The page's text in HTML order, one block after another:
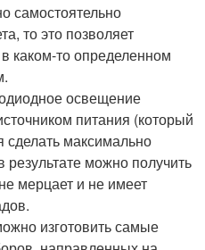
самостоятельно
то это позволяет
каком-то определенном
освещение
питания (который
сделать максимально
можно получить
мерцает и не имеет
изготовить самые